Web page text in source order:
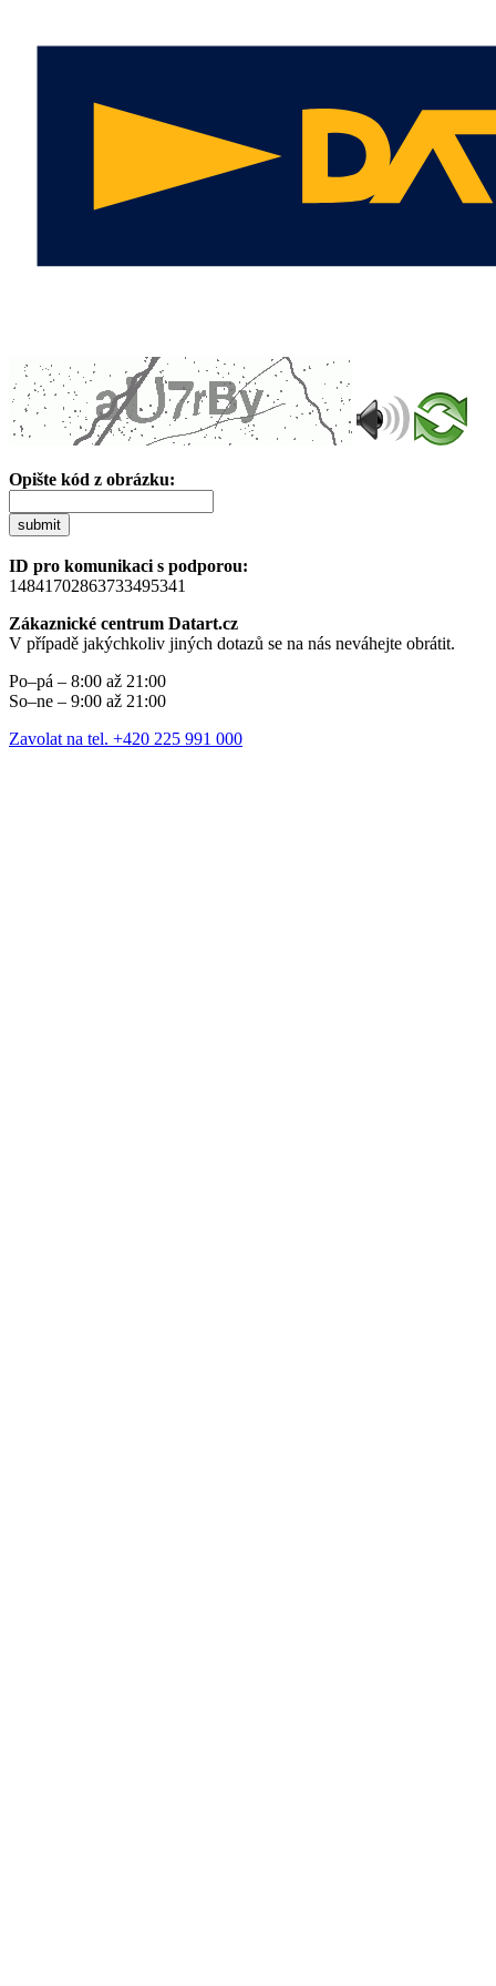
Opište kód z obrázku:
submit
ID pro komunikaci s podporou:
14841702863733495341
Zákaznické centrum Datart.cz
V případě jakýchkoliv jiných dotazů se na nás neváhejte obrátit.
Po–pá – 8:00 až 21:00
So–ne – 9:00 až 21:00
Zavolat na tel. +420 225 991 000